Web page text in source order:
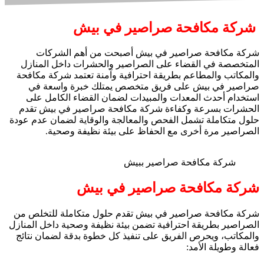
شركة مكافحة صراصير في بيش
شركة مكافحة صراصير في بيش أصبحت من أهم الشركات
المتخصصة في القضاء على الصراصير والحشرات داخل المنازل
والمكاتب والمطاعم بطريقة احترافية وآمنة تعتمد شركة مكافحة
صراصير في بيش على فريق متخصص يمتلك خبرة واسعة في
استخدام أحدث المعدات والمبيدات لضمان القضاء الكامل على
الحشرات بسرعة وكفاءة شركة مكافحة صراصير في بيش تقدم
حلول متكاملة تشمل الفحص والمعالجة والوقاية لضمان عدم عودة
الصراصير مرة أخرى مع الحفاظ على بيئة نظيفة وصحية.
شركة مكافحة صراصير ببيش
شركة مكافحة صراصير في بيش
شركة مكافحة صراصير في بيش تقدم حلول متكاملة للتخلص من
الصراصير بطريقة احترافية تضمن بيئة نظيفة وصحية داخل المنازل
والمكاتب، ويحرص الفريق على تنفيذ كل خطوة بدقة لضمان نتائج
فعالة وطويلة الأمد: